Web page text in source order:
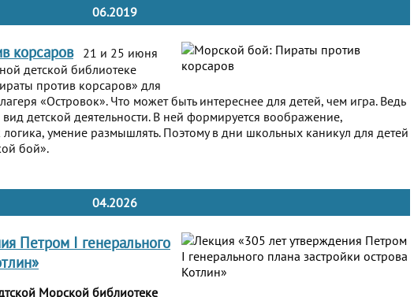
06.2019
корсаров
21 и 25 июня
детской библиотеке
против корсаров» для
«Островок». Что может быть интереснее для детей, чем игра. Ведь
детской деятельности. В ней формируется воображение,
логика, умение размышлять. Поэтому в дни школьных каникул для детей
бой».
04.2026
Петром I генерального
Морской библиотеке